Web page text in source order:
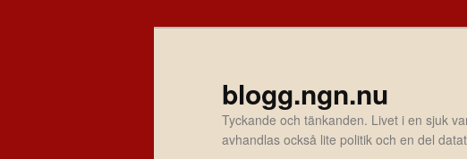
blogg.ngn.nu
Tyckande och tänkanden. Livet i en sjuk
avhandlas också lite politik och en del